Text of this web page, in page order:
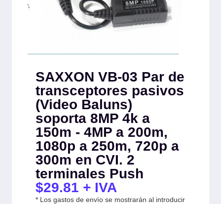
SAXXON VB-03 Par de
transceptores pasivos
(Video Baluns)
soporta 8MP 4k a
150m - 4MP a 200m,
1080p a 250m, 720p a
300m en CVI. 2
terminales Push
$29.81 + IVA
* Los gastos de envío se mostrarán al introducir